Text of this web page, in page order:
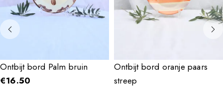
Ontbijt bord Palm bruin
€16.50
Ontbijt bord oranje paars
streep